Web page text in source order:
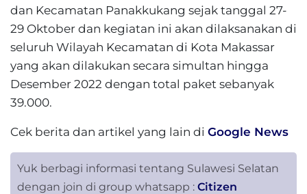
dan Kecamatan Panakkukang sejak tanggal 27-
29 Oktober dan kegiatan ini akan dilaksanakan di
seluruh Wilayah Kecamatan di Kota Makassar
yang akan dilakukan secara simultan hingga
Desember 2022 dengan total paket sebanyak
39.000.
Cek berita dan artikel yang lain di Google News
Yuk berbagi informasi tentang Sulawesi Selatan
dengan join di group whatsapp : Citizen